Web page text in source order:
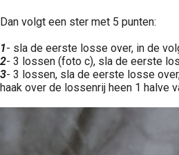
Dan volgt een ster met 5 punten:
1- sla de eerste losse over, in de
2- 3 lossen (foto c), sla de eerste
3- 3 lossen, sla de eerste losse
haak over de lossenrij heen 1 halve